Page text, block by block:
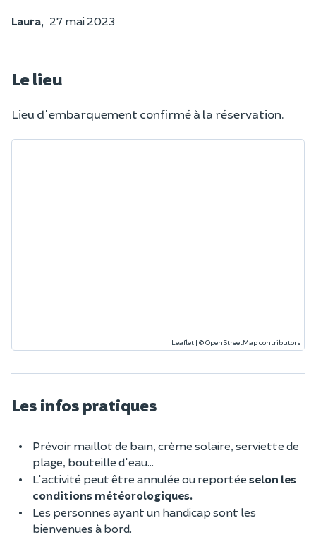
Laura, 27 mai 2023
Le lieu
Lieu d'embarquement confirmé à la réservation.
Leaflet | ©OpenStreetMapcontributors
Les infos pratiques
Prévoir maillot de bain, crème solaire, serviette de
plage, bouteille d'eau...
L'activité peut être annulée ou reportée selon les
conditions météorologiques.
Les personnes ayant un handicap sont les
bienvenues à bord.